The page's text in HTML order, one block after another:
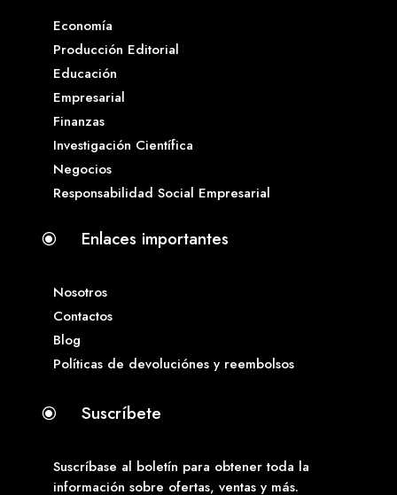
Economía
Producción Editorial
Educación
Empresarial
Finanzas
Investigación Científica
Negocios
Responsabilidad Social Empresarial
\ Enlaces importantes
Nosotros
Contactos
Blog
Políticas de devoluciónes y reembolsos
\ Suscríbete
Suscríbase al boletín para obtener toda la
información sobre ofertas, ventas y más.